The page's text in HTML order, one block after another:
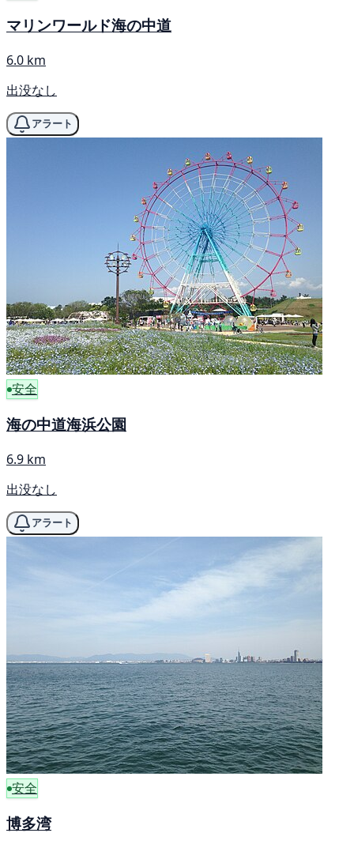
マリンワールド海の中道
6.0 km
出没なし
アラート
安全
海の中道海浜公園
6.9 km
出没なし
アラート
安全
博多湾